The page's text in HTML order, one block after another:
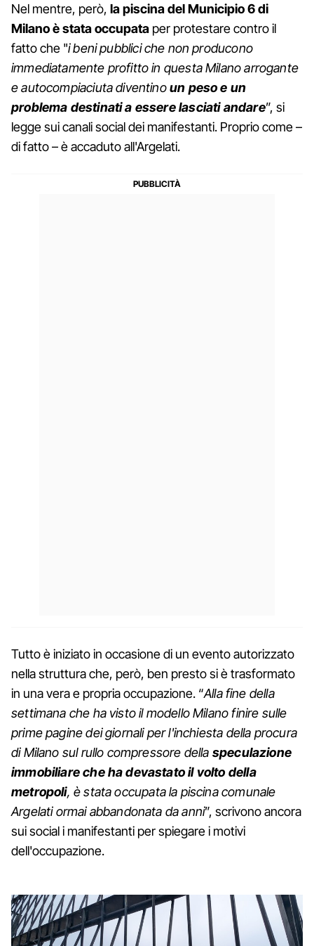
Nel mentre, però, la piscina del Municipio 6 di
Milano è stata occupata per protestare contro il
fatto che "i beni pubblici che non producono
immediatamente profitto in questa Milano arrogante
e autocompiaciuta diventinoun peso e un
problema destinati a essere lasciati andare”, si
legge sui canali social dei manifestanti. Proprio come –
di fatto – è accaduto all'Argelati.
Tutto è iniziato in occasione di un evento autorizzato
nella struttura che, però, ben presto si è trasformato
in una vera e propria occupazione. “Alla fine della
settimana che ha visto il modello Milano finire sulle
prime pagine dei giornali per l'inchiesta della procura
di Milano sul rullo compressore della speculazione
immobiliare che ha devastato il volto della
metropoli, è stata occupata la piscina comunale
Argelati ormai abbandonata da anni”, scrivono ancora
sui social i manifestanti per spiegare i motivi
dell'occupazione.